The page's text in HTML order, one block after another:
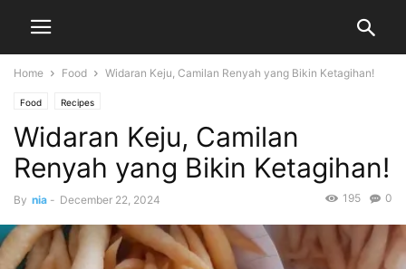
Home Food Widaran Keju, Camilan Renyah yang Bikin Ketagihan!
Food Recipes
Widaran Keju, Camilan
Renyah yang Bikin Ketagihan!
By nia - December 22, 2024 0
195